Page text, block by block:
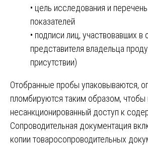
• цель исследования и
показателей
• подписи лиц, участвовавших в
представителя владельца
присутствии)
Отобранные пробы упаковываются,
пломбируются таким образом, чтобы
несанкционированный доступ к
Сопроводительная документация
копии товаросопроводительных